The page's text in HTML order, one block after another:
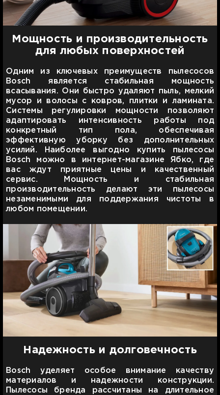
Мощность и производительность
для любых поверхностей
Одним из ключевых преимуществ пылесосов
Bosch является стабильная мощность
всасывания. Они быстро удаляют пыль, мелкий
мусор и волосы с ковров, плитки и ламината.
Системы регулировки мощности позволяют
адаптировать интенсивность работы под
конкретный тип пола, обеспечивая
эффективную уборку без дополнительных
усилий. Наиболее выгодно купить пылесосы
Bosch можно в интернет-магазине Ябко, где
вас ждут приятные цены и качественный
сервис. Мощность и стабильная
производительность делают эти пылесосы
незаменимыми для поддержания чистоты в
любом помещении.
Надежность и долговечность
Bosch уделяет особое внимание качеству
материалов и надежности конструкции.
Пылесосы бренда рассчитаны на длительное